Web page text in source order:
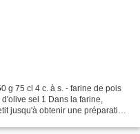
g 75 cl 4 c. à s. - farine de pois
sel 1 Dans la farine,
jusqu'à obtenir une préparation